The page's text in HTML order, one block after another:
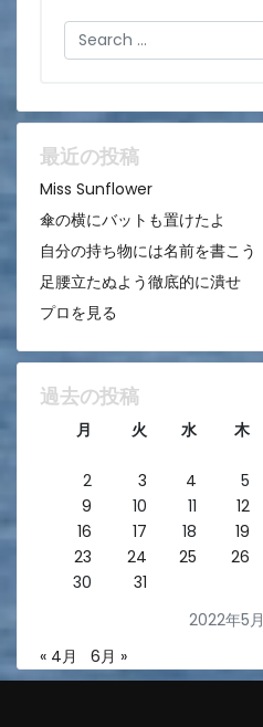
ョ
ン
Search
最近の投稿
Miss Sunflower
傘の横にバットも置けたよ
自分の持ち物には名前を書こう
足腰立たぬよう徹底的に潰せ
プロを見る
過去の投稿
2022年5月
月 火 水 木
2
3 4 5
9
10 11 12
16
17 18 19
23
24 25 26
30
31
« 4月 6月 »